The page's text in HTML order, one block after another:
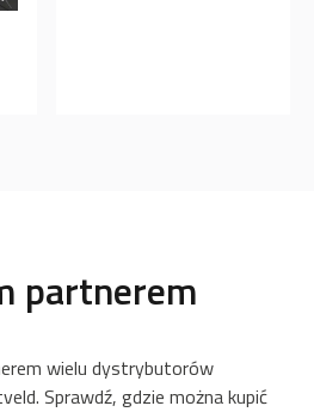
partnerem
wielu dystrybutorów
Sprawdź, gdzie można kupić